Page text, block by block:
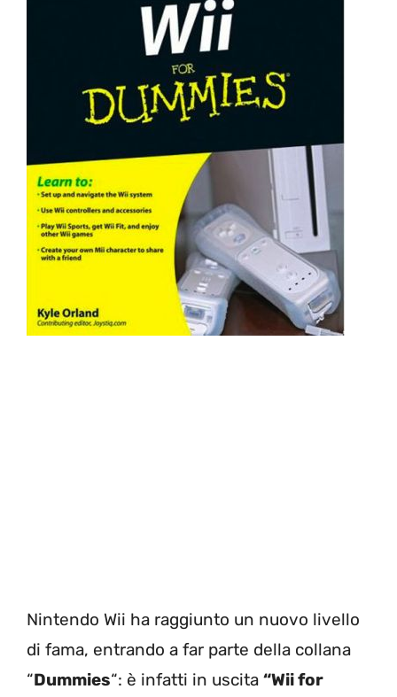
Nintendo Wii ha raggiunto un nuovo livello
di fama, entrando a far parte della collana
“Dummies“: è infatti in uscita “Wii for